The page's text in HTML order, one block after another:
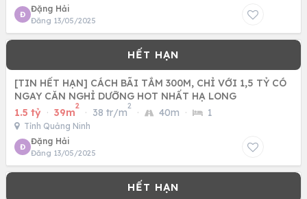
Đ
Đặng Hải
Đăng 13/05/2025
[TIN HẾT HẠN] CÁCH BÃI TẮM 300M, CHỈ VỚI 1,5 TỶ CÓ
NGAY CĂN NGHỈ DƯỠNG HOT NHẤT HẠ LONG
1.5 tỷ · 39m
2
· 38 tr/m
2
· 40m · 1
Tỉnh Quảng Ninh
Đ
Đặng Hải
Đăng 13/05/2025